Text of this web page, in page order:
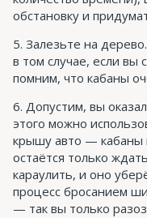
обстановку и
Залезьте на
в том случае, если вы
помним, что кабаны
Допустим, вы
этого можно
крышу авто — кабаны
остаётся только
караулить, и оно
процесс бросанием
— так вы только